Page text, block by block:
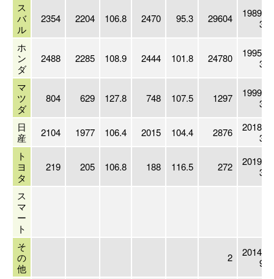
ス
バ
ル
2354 2204 106.8 2470 95.3 29604
1989.
3
ホ
ン
ダ
2488 2285 108.9 2444 101.8 24780
1995.
3
マ
ツ
ダ
804 629 127.8 748 107.5 1297
1999.
3
日
産
2104 1977 106.4 2015 104.4 2876
2018.
3
ト
ヨ
タ
219 205 106.8 188 116.5 272
2019.
3
ス
マ
ー
ト
そ
の
他
2
2014.
9